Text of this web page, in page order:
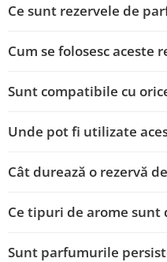
Ce sunt rezervele de
Cum se folosesc aceste
Sunt compatibile cu
Unde pot fi utilizate
Cât durează o rezervă
Ce tipuri de arome sunt
Sunt parfumurile